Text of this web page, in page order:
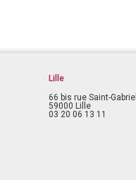
Lille
66 bis rue Saint-Gabriel
59000 Lille
03 20 06 13 11